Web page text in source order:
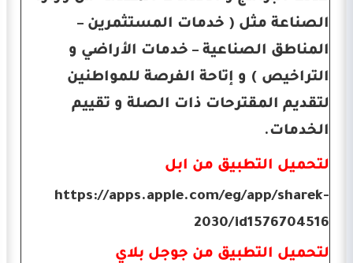
الصناعة مثل ( خدمات المستثمرين –
المناطق الصناعية – خدمات الأراضي و
التراخيص ) و إتاحة الفرصة للمواطنين
لتقديم المقترحات ذات الصلة و تقييم
الخدمات.
لتحميل التطبيق من ابل
https://apps.apple.com/eg/app/sharek-
2030/id1576704516
لتحميل التطبيق من جوجل بلاي